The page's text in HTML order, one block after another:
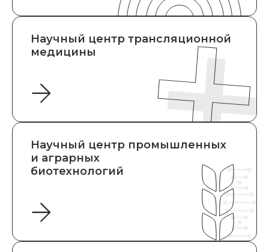
Научный центр трансляционной
медицины
Научный центр промышленных
и аграрных
биотехнологий